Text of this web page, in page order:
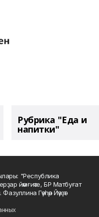
Рубрика "Еда и
напитки"
"Республика
йәмғиәте, БР Матбуғат
Гәүһәр Йәүҙәт